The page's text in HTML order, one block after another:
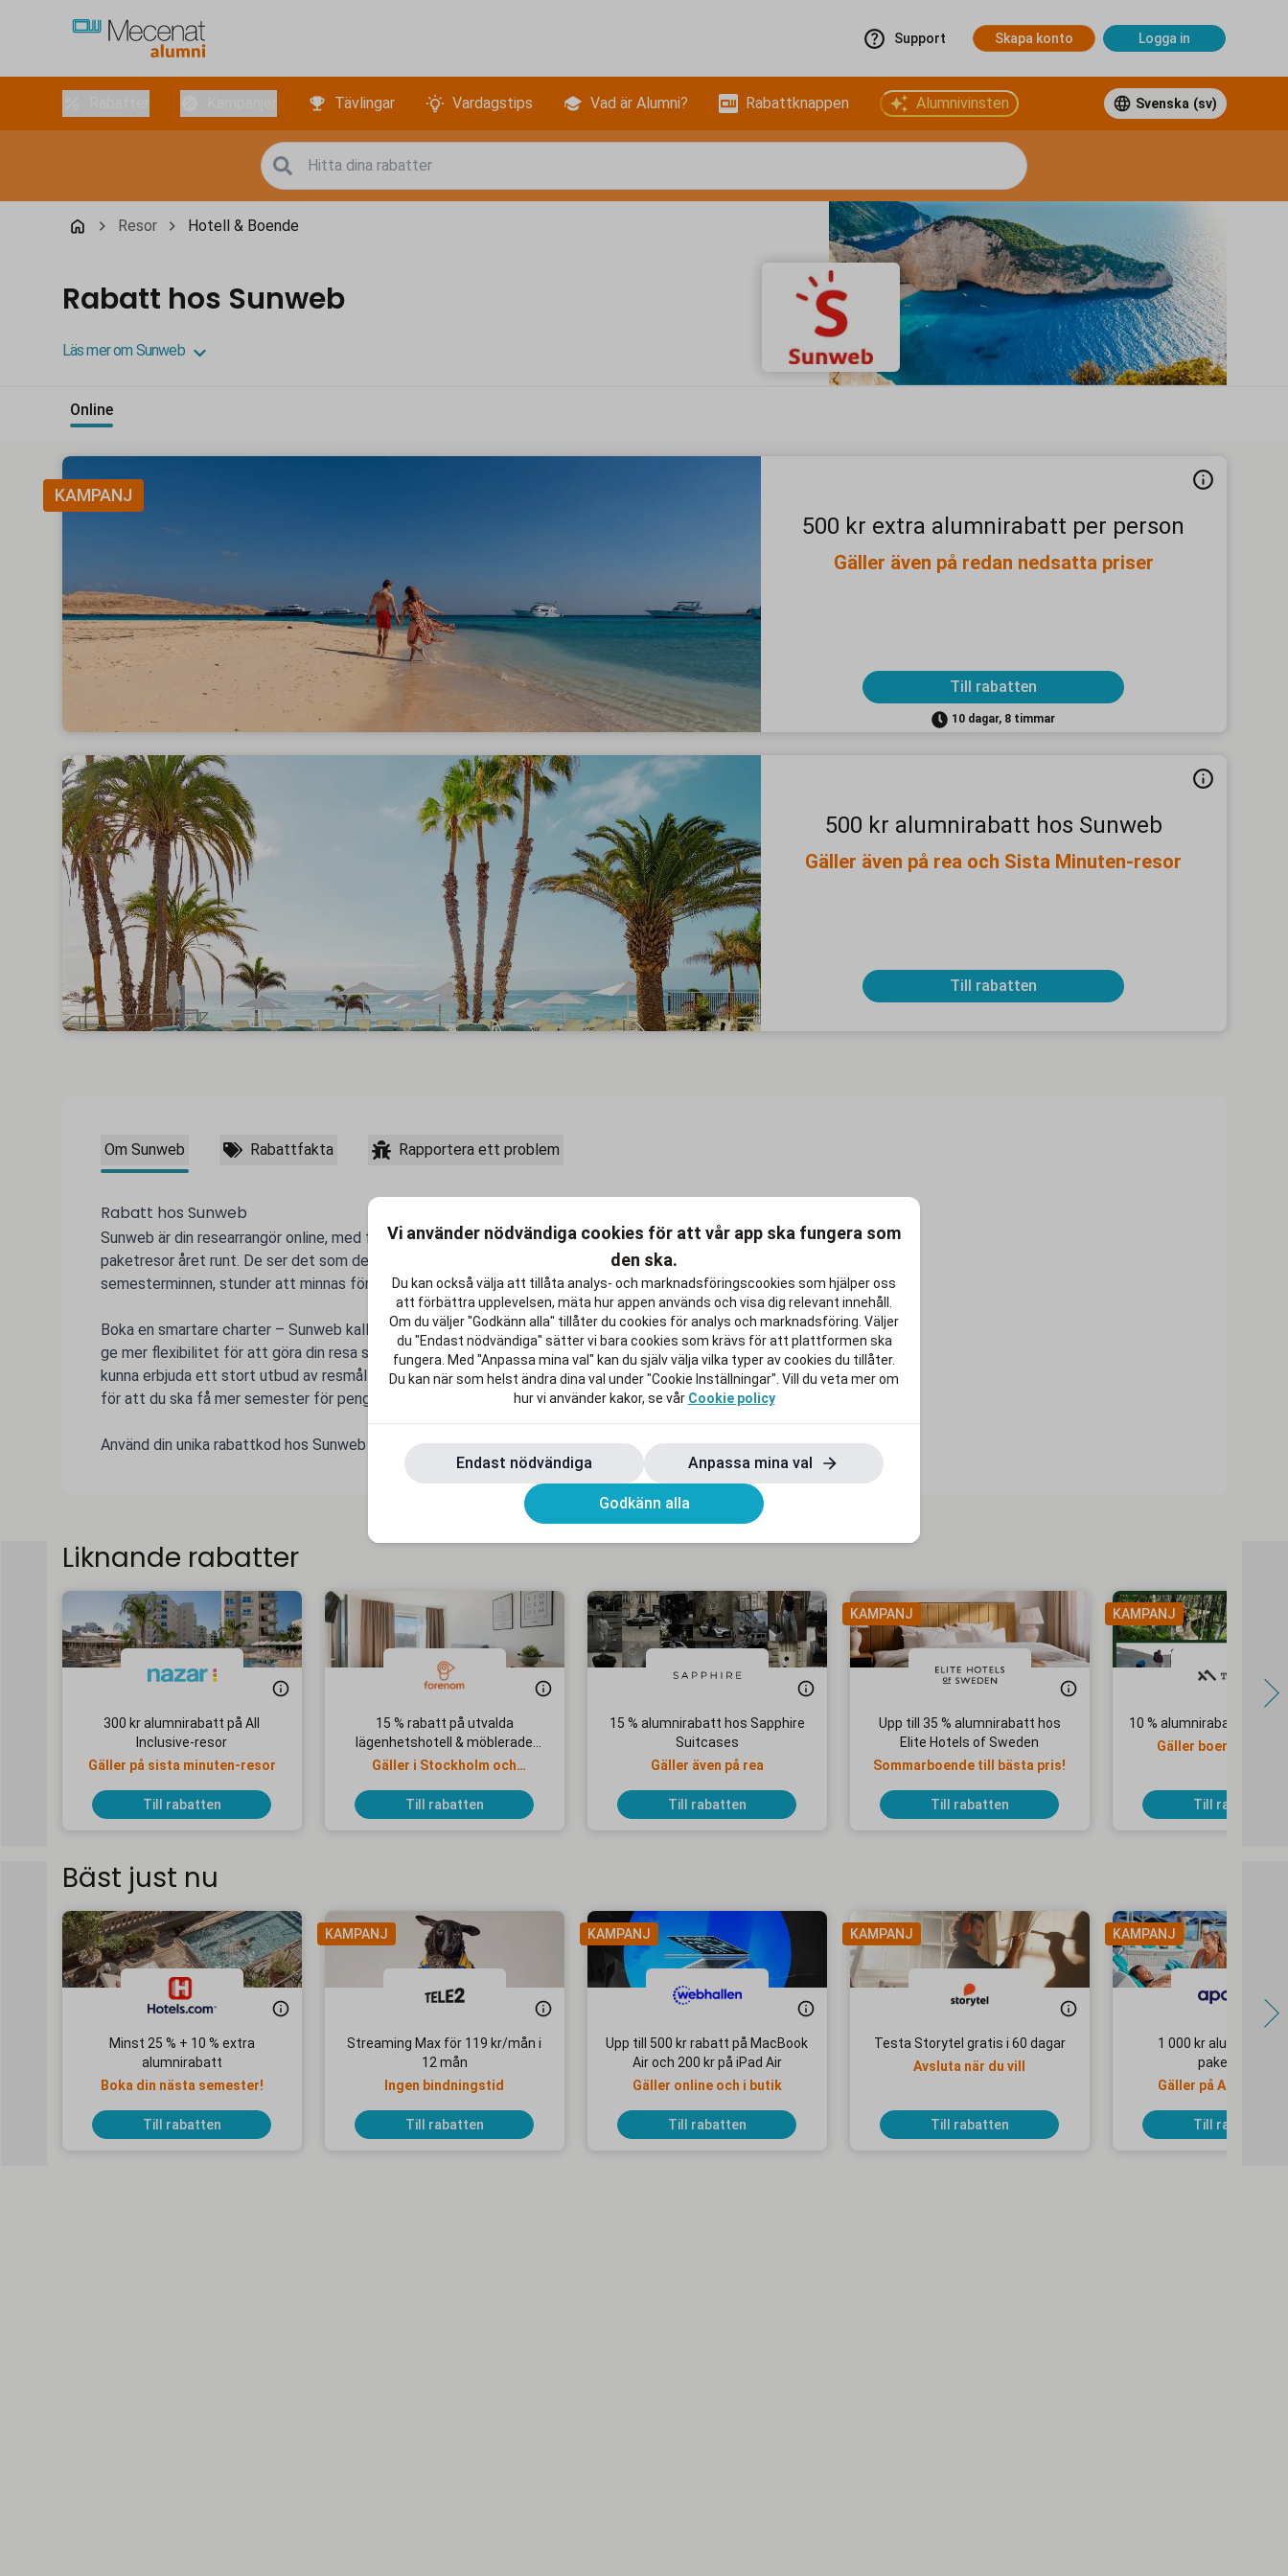
Support Skapa konto Logga in
Tävlingar Vardagstips Vad är Alumni? Rabattknappen Alumnivinsten Svenska (sv)
Resor Hotell & Boende
Rabatt hos Sunweb
Läs mer om Sunweb
Online
KAMPANJ
500 kr extra alumnirabatt per person
Gäller även på redan nedsatta priser
Till rabatten
10 dagar, 8 timmar
500 kr alumnirabatt hos Sunweb
Gäller även på rea och Sista Minuten-resor
Till rabatten
Om Sunweb Rabattfakta Rapportera ett problem
Rabatt hos Sunweb
Sunweb är din researrangör online, med fokus på att erbjuda skräddarsydda
paketresor året runt. De ser det som deras främsta uppgift att ge dig oförglömliga
semesterminnen, stunder att minnas för resten av livet.
Boka en smartare charter – Sunweb kallar det Schmarter och det handlar om att
ge mer flexibilitet för att göra din resa speciell, just för dig. De är stolta över att
kunna erbjuda ett stort utbud av resmål och boenden till marknadens bästa priser,
för att du ska få mer semester för pengarna.
Använd din unika rabattkod hos Sunweb och gör livet efter studierna lite rikare.
Liknande rabatter
300 kr alumnirabatt på All
Inclusive-resor
Gäller på sista minuten-resor
Till rabatten
15 % rabatt på utvalda
lägenhetshotell & möblerade
lägenheter
Gäller i Stockholm och
Till rabatten
15 % alumnirabatt hos Sapphire
Suitcases
Gäller även på rea
Till rabatten
KAMPANJ
Upp till 35 % alumnirabatt hos
Elite Hotels of Sweden
Sommarboende till bästa pris!
Till rabatten
KAMPANJ
10 % alumnirabatt hos
Gäller boende i
Till rabatten
Bäst just nu
Minst 25 % + 10 % extra
alumnirabatt
Boka din nästa semester!
Till rabatten
KAMPANJ
Streaming Max för 119 kr/mån i
12 mån
Ingen bindningstid
Till rabatten
KAMPANJ
Upp till 500 kr rabatt på MacBook
Air och 200 kr på iPad Air
Gäller online och i butik
Till rabatten
KAMPANJ
Testa Storytel gratis i 60 dagar
Avsluta när du vill
Till rabatten
KAMPANJ
1 000 kr
paketresor
Gäller på Apollo
Till rabatten
Vi använder nödvändiga cookies för att vår app ska fungera som
den ska.
Du kan också välja att tillåta analys- och marknadsföringscookies som hjälper oss
att förbättra upplevelsen, mäta hur appen används och visa dig relevant innehåll.
Om du väljer "Godkänn alla" tillåter du cookies för analys och marknadsföring. Väljer
du "Endast nödvändiga" sätter vi bara cookies som krävs för att plattformen ska
fungera. Med "Anpassa mina val" kan du själv välja vilka typer av cookies du tillåter.
Du kan när som helst ändra dina val under "Cookie Inställningar". Vill du veta mer om
hur vi använder kakor, se vår Cookie policy
Endast nödvändiga Anpassa mina val
Godkänn alla